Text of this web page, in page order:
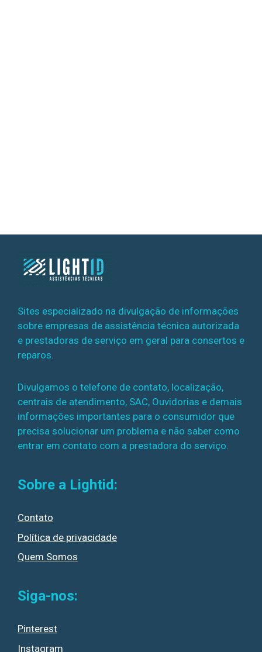
Sites especializado na divulgação de informações
sobre empresas de assistência técnica autorizada
e prestadoras de serviço em geral para consertos e
reparos.
Divulgamos o telefone de contato, localização,
centrais de atendimento, SAC, Ouvidorias e demais
informações importantes para o consumidor que
precisa solucionar um problema e não saber como
entrar em contato com a prestadora do serviço.
Sobre a Lightid:
Contato
Política de privacidade
Quem Somos
Siga-nos:
Pinterest
Instagram